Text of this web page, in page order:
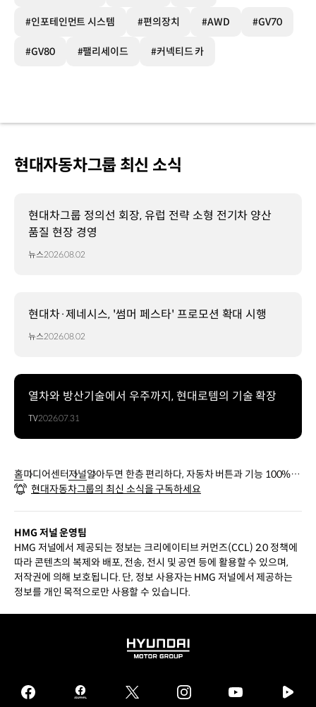
#인포테인먼트 시스템 #편의장치 #AWD #GV70
#GV80 #팰리세이드 #커넥티드 카
현대자동차그룹 최신 소식
현대차그룹 정의선 회장, 유럽 전략 소형 전기차 양산
품질 현장 경영
뉴스2026.08.02
현대차·제네시스, '썸머 페스타' 프로모션 확대 시행
뉴스2026.08.02
열차와 방산기술에서 우주까지, 현대로템의 기술 확장
TV2026.07.31
홈미디어센터저널알아두면 한층 편리하다, 자동차 버튼과 기능 100%
활용하기
현대자동차그룹의 최신 소식을 구독하세요
HMG 저널 운영팀
HMG 저널에서 제공되는 정보는 크리에이티브 커먼즈(CCL) 2.0 정책에
따라 콘텐츠의 복제와 배포, 전송, 전시 및 공연 등에 활용할 수 있으며,
저작권에 의해 보호됩니다. 단, 정보 사용자는 HMG 저널에서 제공하는
정보를 개인 목적으로만 사용할 수 있습니다.
HYUNDAI
GROUP
facebook
hmg twitter instagram